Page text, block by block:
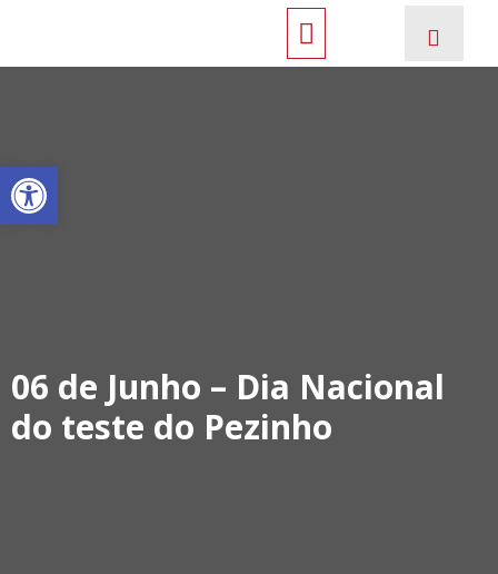
06 de Junho – Dia Nacional
do teste do Pezinho
Open toolbar